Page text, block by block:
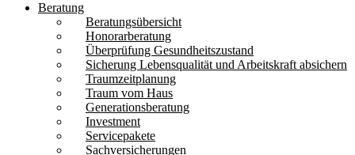
Beratung
Beratungsübersicht
Honorarberatung
Überprüfung Gesundheitszustand
Sicherung Lebensqualität und Arbeitskraft absichern
Traumzeitplanung
Traum vom Haus
Generationsberatung
Investment
Servicepakete
Sachversicherungen